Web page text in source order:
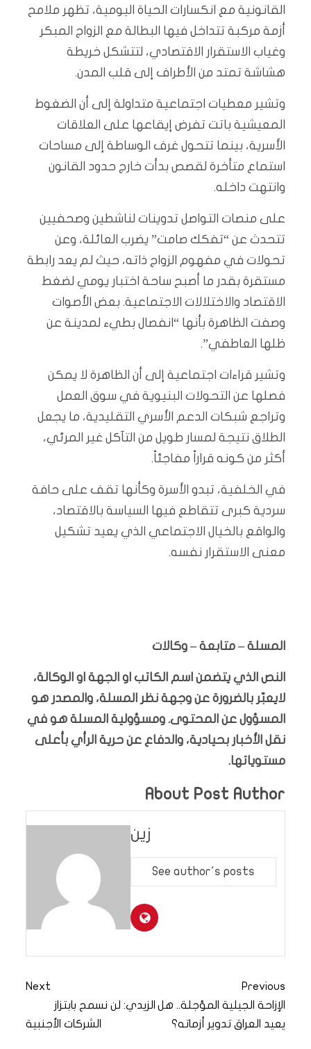
القانونية مع انكسارات الحياة اليومية، تظهر ملامح
أزمة مركبة تتداخل فيها البطالة مع الزواج المبكر
وغياب الاستقرار الاقتصادي، لتتشكل خريطة
هشاشة تمتد من الأطراف إلى قلب المدن.
وتشير معطيات اجتماعية متداولة إلى أن الضغوط
المعيشية باتت تفرض إيقاعها على العلاقات
الأسرية، بينما تتحول غرف الوساطة إلى مساحات
استماع متأخرة لقصص بدأت خارج حدود القانون
وانتهت داخله.
على منصات التواصل تدوينات لناشطين وصحفيين
تتحدث عن “تفكك صامت” يضرب العائلة، وعن
تحولات في مفهوم الزواج ذاته، حيث لم يعد رابطة
مستقرة بقدر ما أصبح ساحة اختبار يومي لضغط
الاقتصاد والاختلالات الاجتماعية. بعض الأصوات
وصفت الظاهرة بأنها “انفصال بطيء لمدينة عن
ظلها العاطفي”.
وتشير قراءات اجتماعية إلى أن الظاهرة لا يمكن
فصلها عن التحولات البنيوية في سوق العمل
وتراجع شبكات الدعم الأسري التقليدية، ما يجعل
الطلاق نتيجة لمسار طويل من التآكل غير المرئي،
أكثر من كونه قراراً مفاجئاً.
في الخلفية، تبدو الأسرة وكأنها تقف على حافة
سردية كبرى تتقاطع فيها السياسة بالاقتصاد،
والواقع بالخيال الاجتماعي الذي يعيد تشكيل
معنى الاستقرار نفسه.
المسلة – متابعة – وكالات
النص الذي يتضمن اسم الكاتب او الجهة او الوكالة،
لايعبّر بالضرورة عن وجهة نظر المسلة، والمصدر هو
المسؤول عن المحتوى. ومسؤولية المسلة هو في
نقل الأخبار بحيادية، والدفاع عن حرية الرأي بأعلى
مستوياتها.
About Post Author
زين
See author's posts
Previous
الإزاحة الجيلية المؤجلة.. هل
يعيد العراق تدوير أزماته؟
Next
الزيدي: لن نسمح بابتزاز
الشركات الأجنبية